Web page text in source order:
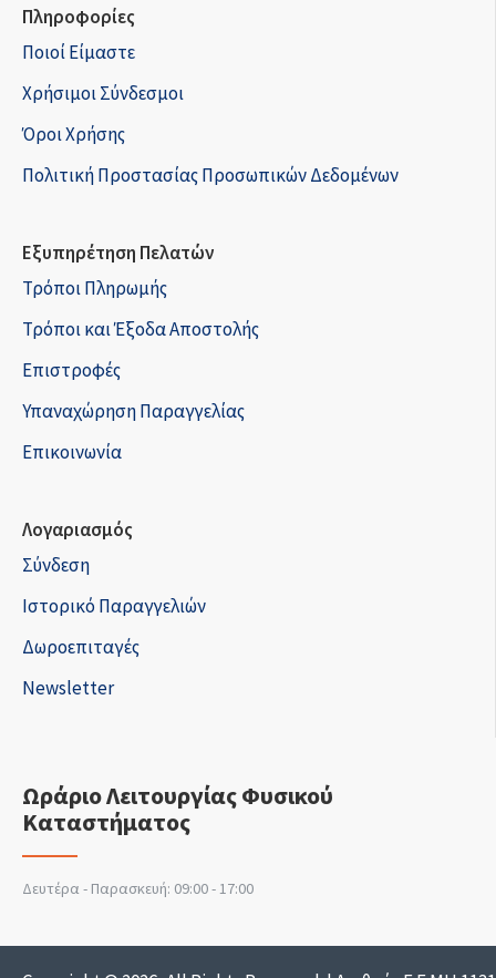
Πληροφορίες
Ποιοί Είμαστε
Χρήσιμοι Σύνδεσμοι
Όροι Χρήσης
Πολιτική Προστασίας Προσωπικών Δεδομένων
Εξυπηρέτηση Πελατών
Τρόποι Πληρωμής
Τρόποι και Έξοδα Αποστολής
Επιστροφές
Υπαναχώρηση Παραγγελίας
Επικοινωνία
Λογαριασμός
Σύνδεση
Ιστορικό Παραγγελιών
Δωροεπιταγές
Newsletter
Ωράριο Λειτουργίας Φυσικού
Καταστήματος
Δευτέρα - Παρασκευή: 09:00 - 17:00